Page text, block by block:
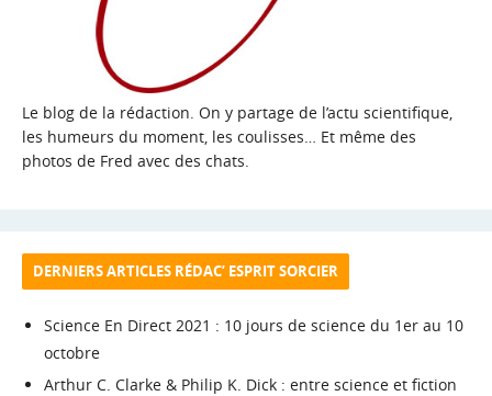
Le blog de la rédaction. On y partage de l’actu scientifique,
les humeurs du moment, les coulisses… Et même des
photos de Fred avec des chats.
DERNIERS ARTICLES RÉDAC’ ESPRIT SORCIER
Science En Direct 2021 : 10 jours de science du 1er au 10
octobre
Arthur C. Clarke & Philip K. Dick : entre science et fiction